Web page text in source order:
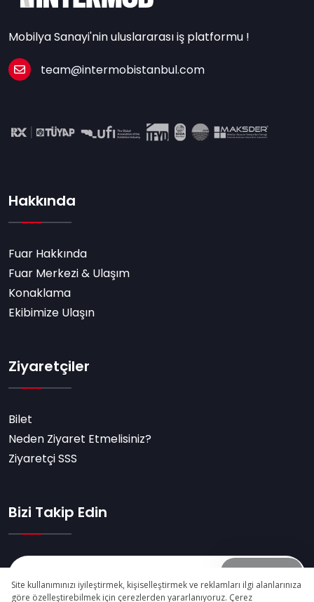
Mobilya Sanayi'nin uluslararası iş platformu !
team@intermobistanbul.com
Hakkında
Fuar Hakkında
Fuar Merkezi & Ulaşım
Konaklama
Ekibimize Ulaşın
Ziyaretçiler
Bilet
Neden Ziyaret Etmelisiniz?
Ziyaretçi SSS
Bizi Takip Edin